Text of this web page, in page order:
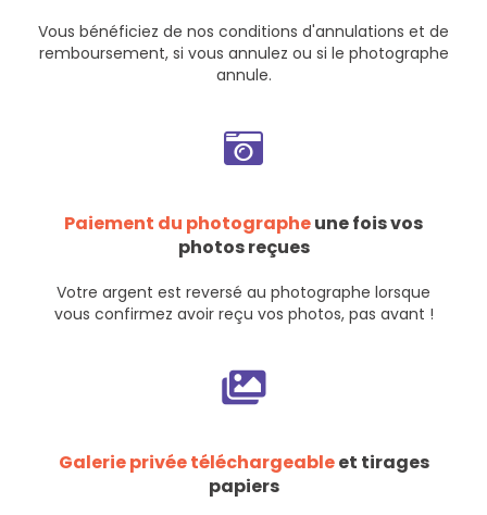
Vous bénéficiez de nos conditions d'annulations et de
remboursement, si vous annulez ou si le photographe
annule.
Paiement du photographeune fois vos
photos reçues
Votre argent est reversé au photographe lorsque
vous confirmez avoir reçu vos photos, pas avant !
Galerie privée téléchargeableet tirages
papiers